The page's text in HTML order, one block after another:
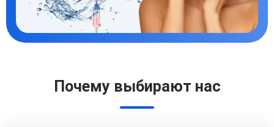
Почему выбирают нас